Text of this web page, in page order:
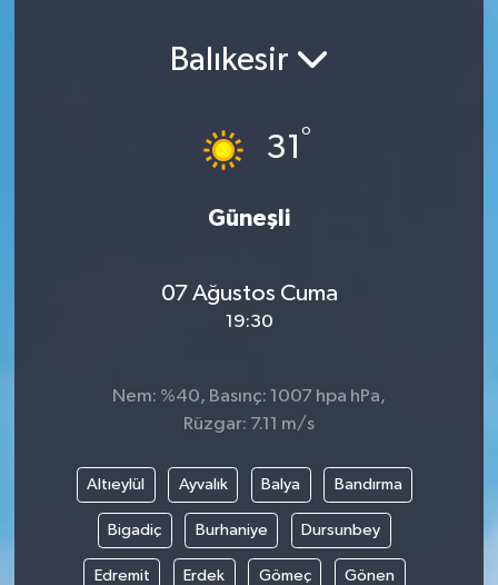
Balıkesir
31 °
Güneşli
07 Ağustos Cuma
19:30
Nem: %40, Basınç: 1007 hpa hPa,
Rüzgar: 7.11 m/s
Altıeylül Ayvalık Balya Bandırma
Bigadiç Burhaniye Dursunbey
Edremit Erdek Gömeç Gönen